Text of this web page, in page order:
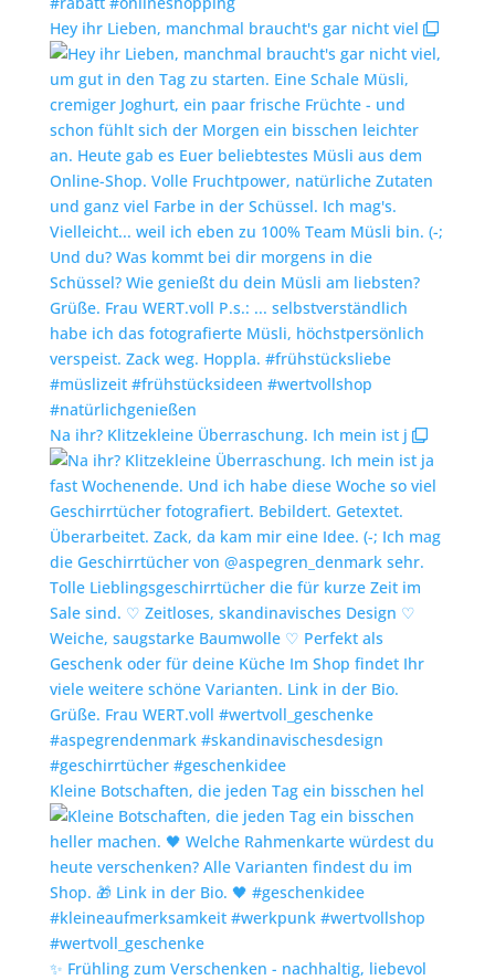
Hey ihr Lieben, manchmal braucht's gar nicht viel
Na ihr? Klitzekleine Überraschung. Ich mein ist j
Kleine Botschaften, die jeden Tag ein bisschen hel
✨️ Frühling zum Verschenken - nachhaltig, liebevol